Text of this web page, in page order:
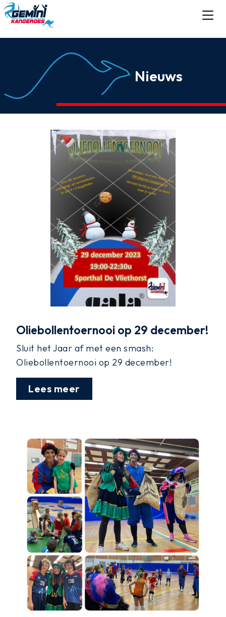
Nieuws
Oliebollentoernooi op 29 december!
Sluit het Jaar af met een smash:
Oliebollentoernooi op 29 december!
Lees meer